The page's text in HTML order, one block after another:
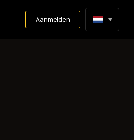
Aanmelden